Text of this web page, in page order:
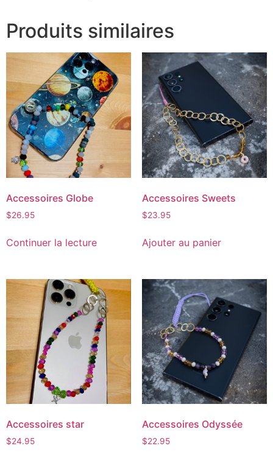
Produits similaires
Accessoires Globe
$26.95
Continuer la lecture
Accessoires Sweets
$23.95
Ajouter au panier
Accessoires star
$24.95
Accessoires Odyssée
$22.95